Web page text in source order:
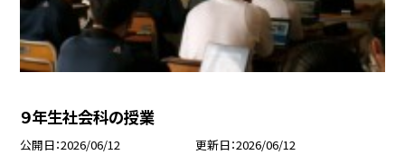
９年生社会科の授業
公開日 2026/06/12 更新日 2026/06/12